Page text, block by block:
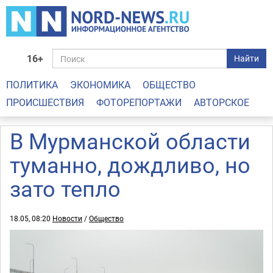
16+ Найти
ПОЛИТИКА ЭКОНОМИКА
ОБЩЕСТВО
ПРОИСШЕСТВИЯ
ФОТОРЕПОРТАЖИ АВТОРСКОЕ
В Мурманской области
туманно, дождливо, но
зато тепло
18.05, 08:20 Новости /Общество